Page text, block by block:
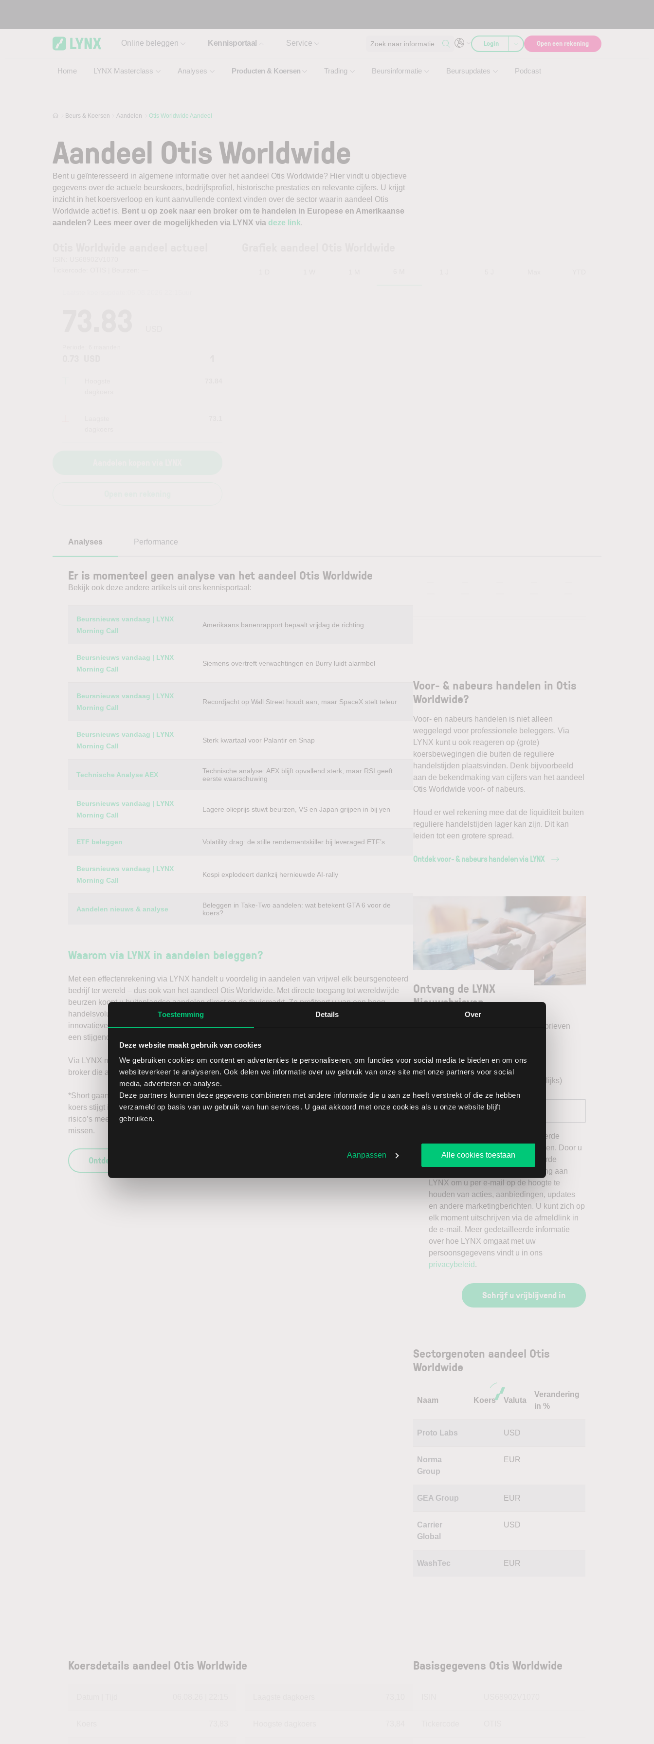
Toestemming Details Over
Deze website maakt gebruik van cookies
We gebruiken cookies om content en advertenties te personaliseren, om functies voor social media te bieden en om ons
websiteverkeer te analyseren. Ook delen we informatie over uw gebruik van onze site met onze partners voor social
media, adverteren en analyse.
Deze partners kunnen deze gegevens combineren met andere informatie die u aan ze heeft verstrekt of die ze hebben
verzameld op basis van uw gebruik van hun services. U gaat akkoord met onze cookies als u onze website blijft
gebruiken.
Aanpassen Alle cookies toestaan
Online beleggen Kennisportaal
Home LYNX Masterclass Analyses Producten & Koersen Trading Beursinformatie Beursupdates Podcast
Service Zoek naar informatie Login Open een rekening
Beurs & Koersen Aandelen Otis Worldwide Aandeel
Aandeel Otis Worldwide
Bent u geïnteresseerd in algemene informatie over het aandeel Otis Worldwide? Hier vindt u objectieve
gegevens over de actuele beurskoers, bedrijfsprofiel, historische prestaties en relevante cijfers. U krijgt
inzicht in het koersverloop en kunt aanvullende context vinden over de sector waarin aandeel Otis
Worldwide actief is. Bent u op zoek naar een broker om te handelen in Europese en Amerikaanse
aandelen? Lees meer over de mogelijkheden via LYNX via deze link.
Analyses Performance
Er is momenteel geen analyse van het aandeel Otis Worldwide
Bekijk ook deze andere artikels uit ons kennisportaal:
Category Titel
Beursnieuws vandaag | LYNX
Morning Call
Amerikaans banenrapport bepaalt vrijdag de richting
Beursnieuws vandaag | LYNX
Morning Call
Siemens overtreft verwachtingen en Burry luidt alarmbel
Beursnieuws vandaag | LYNX
Morning Call
Recordjacht op Wall Street houdt aan, maar SpaceX stelt teleur
Beursnieuws vandaag | LYNX
Morning Call
Sterk kwartaal voor Palantir en Snap
Technische Analyse AEX
Technische analyse: AEX blijft opvallend sterk, maar RSI geeft
eerste waarschuwing
Beursnieuws vandaag | LYNX
Morning Call
Lagere olieprijs stuwt beurzen, VS en Japan grijpen in bij yen
ETF beleggen Volatility drag: de stille rendementskiller bij leveraged ETF’s
Beursnieuws vandaag | LYNX
Morning Call
Kospi explodeert dankzij hernieuwde AI-rally
Aandelen nieuws & analyse
Beleggen in Take-Two aandelen: wat betekent GTA 6 voor de
koers?
Waarom via LYNX in aandelen beleggen?
Met een effectenrekening via LYNX handelt u voordelig in aandelen van vrijwel elk beursgenoteerd
bedrijf ter wereld – dus ook van het aandeel Otis Worldwide. Met directe toegang tot wereldwijde
beurzen koopt u buitenlandse aandelen direct op de thuismarkt. Zo profiteert u van een hoog
handelsvolume en een lage spread. Handelen doet u daarnaast via een stabiel platform met
innovatieve trading tools, waarmee u direct gedegen analyses kunt maken. Belegt u met het oog op
een stijgende koers door long te gaan, of verwacht u een dalende koers en gaat u short*?
Via LYNX maakt u de volgende stap in beleggen. Ontdek alle voordelen van beleggen via een
broker die aandelenbeleggers serieus neemt.
*Short gaan in bijvoorbeeld het aandeel Otis Worldwide brengt extra risico’s met zich mee: als de
koers stijgt in plaats van daalt, kunnen de verliezen onbeperkt oplopen. Het is belangrijk om deze
risico’s mee te wegen in uw beleggingsbeslissing en enkel te beleggen met kapitaal dat u kunt
missen.
Ontdek wat LYNX uniek maakt als broker
Voor- & nabeurs handelen in Otis
Worldwide?
Voor- en nabeurs handelen is niet alleen
weggelegd voor professionele beleggers. Via
LYNX kunt u ook reageren op (grote)
koersbewegingen die buiten de reguliere
handelstijden plaatsvinden. Denk bijvoorbeeld
aan de bekendmaking van cijfers van het aandeel
Otis Worldwide voor- of nabeurs.
Houd er wel rekening mee dat de liquiditeit buiten
reguliere handelstijden lager kan zijn. Dit kan
leiden tot een grotere spread.
Ontdek voor- & nabeurs handelen via LYNX
Ontvang de LYNX
Nieuwsbrieven
Selecteer uw gewenste LYNX Nieuwsbrieven
LYNX Morning Call (dagelijks)
Technische analyse BEL20 (wekelijks)
Ik wil graag de door mij geselecteerde
nieuwsbrieven van LYNX ontvangen. Door u
aan te melden voor de geselecteerde
nieuwsbrieven, geeft u toestemming aan
LYNX om u per e-mail op de hoogte te
houden van acties, aanbiedingen, updates
en andere marketingberichten. U kunt zich op
elk moment uitschrijven via de afmeldlink in
de e-mail. Meer gedetailleerde informatie
over hoe LYNX omgaat met uw
persoonsgegevens vindt u in ons
privacybeleid .
Schrijf u vrijblijvend in
Sectorgenoten aandeel Otis
Worldwide
Naam Koers Valuta
Verandering
in %
Proto Labs USD
Norma
Group
EUR
GEA Group EUR
Carrier
Global
USD
WashTec EUR
Koersdetails aandeel Otis Worldwide Basisgegevens Otis Worldwide